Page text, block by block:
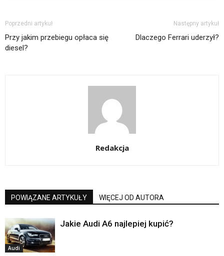
Poprzedni artykuł
Przy jakim przebiegu opłaca się
diesel?
Następny artykuł
Dlaczego Ferrari uderzył?
Redakcja
POWIĄZANE ARTYKUŁY WIĘCEJ OD AUTORA
Audi
Jakie Audi A6 najlepiej kupić?